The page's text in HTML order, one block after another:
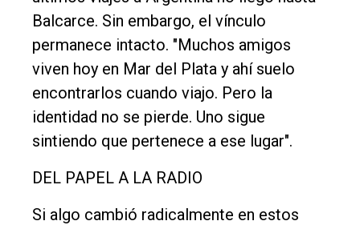
Balcarce. Sin embargo, el vínculo
permanece intacto. "Muchos amigos
viven hoy en Mar del Plata y ahí suelo
encontrarlos cuando viajo. Pero la
identidad no se pierde. Uno sigue
sintiendo que pertenece a ese lugar".
DEL PAPEL A LA RADIO
Si algo cambió radicalmente en estos